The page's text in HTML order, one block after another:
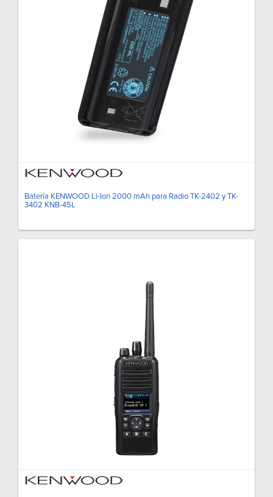
Batería KENWOOD Li-Ion 2000 mAh para Radio TK-2402 y TK-
3402 KNB-45L